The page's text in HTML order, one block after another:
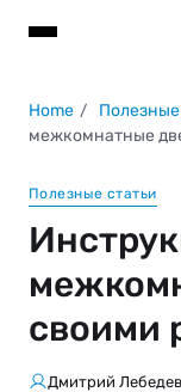
Home Полезные
межкомнатные
Полезные статьи
своими
Дмитрий Лебедев